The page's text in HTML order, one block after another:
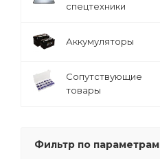
спецтехники
Аккумуляторы
Сопутствующие
товары
Фильтр по параметрам